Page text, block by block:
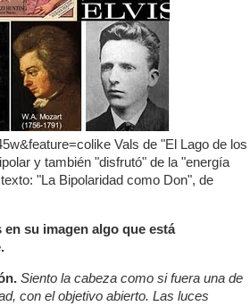
Vals de "El Lago de los
y también "disfrutó" de la "energía
"La Bipolaridad como Don", de
su imagen algo que está
Siento la cabeza como si fuera una de
con el objetivo abierto. Las luces